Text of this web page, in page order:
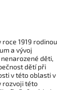
1919 rodinou
a vývoj
děti,
dětí při
v této oblasti v
rozvoji této